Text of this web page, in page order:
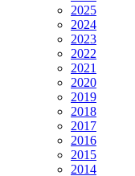
2025
2024
2023
2022
2021
2020
2019
2018
2017
2016
2015
2014